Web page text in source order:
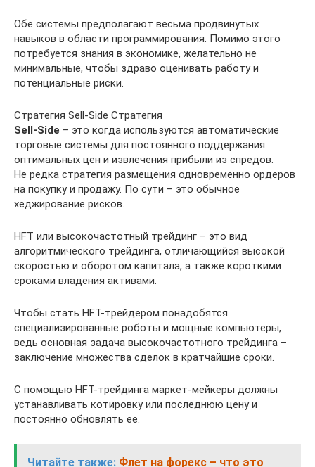
Обе системы предполагают весьма продвинутых
навыков в области программирования. Помимо этого
потребуется знания в экономике, желательно не
минимальные, чтобы здраво оценивать работу и
потенциальные риски.
Стратегия Sell-Side Стратегия
Sell-Side – это когда используются автоматические
торговые системы для постоянного поддержания
оптимальных цен и извлечения прибыли из спредов.
Не редка стратегия размещения одновременно ордеров
на покупку и продажу. По сути – это обычное
хеджирование рисков.
HFT или высокочастотный трейдинг – это вид
алгоритмического трейдинга, отличающийся высокой
скоростью и оборотом капитала, а также короткими
сроками владения активами.
Чтобы стать HFT-трейдером понадобятся
специализированные роботы и мощные компьютеры,
ведь основная задача высокочастотного трейдинга –
заключение множества сделок в кратчайшие сроки.
С помощью HFT-трейдинга маркет-мейкеры должны
устанавливать котировку или последнюю цену и
постоянно обновлять ее.
Читайте также: Флет на форекс – что это